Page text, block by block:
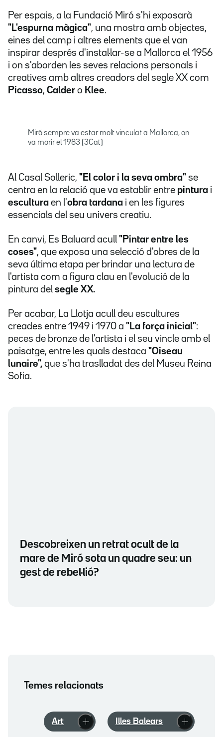
Per espais, a la Fundació Miró s'hi exposarà
"L'espurna màgica", una mostra amb objectes,
eines del camp i altres elements que el van
inspirar després d'instal·lar-se a Mallorca el 1956
i on s'aborden les seves relacions personals i
creatives amb altres creadors del segle XX com
Picasso, Calder o Klee.
Miró sempre va estar molt vinculat a Mallorca, on
va morir el 1983 (3Cat)
Al Casal Solleric, "El color i la seva ombra" se
centra en la relació que va establir entre pintura i
escultura en l'obra tardana i en les figures
essencials del seu univers creatiu.
En canvi, Es Baluard acull "Pintar entre les
coses", que exposa una selecció d'obres de la
seva última etapa per brindar una lectura de
l'artista com a figura clau en l'evolució de la
pintura del segle XX.
Per acabar, La Llotja acull deu escultures
creades entre 1949 i 1970 a "La força inicial":
peces de bronze de l'artista i el seu vincle amb el
paisatge, entre les quals destaca "Oiseau
lunaire", que s'ha traslladat des del Museu Reina
Sofia.
Descobreixen un retrat ocult de la
mare de Miró sota un quadre seu: un
gest de rebel·lió?
Temes relacionats
Art Illes Balears